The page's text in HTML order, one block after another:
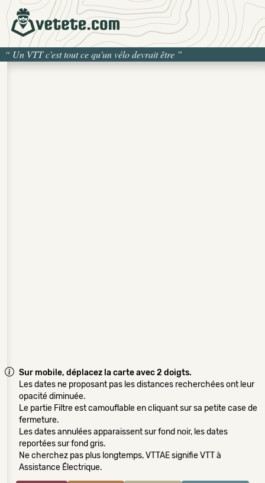
“ Un VTT c'est tout ce qu'un vélo devrait être ”
Sur mobile, déplacez la carte avec 2 doigts.
Les dates ne proposant pas les distances recherchées ont leur
opacité diminuée.
Le partie Filtre est camouflable en cliquant sur sa petite case de
fermeture.
Les dates annulées apparaissent sur fond noir, les dates
reportées sur fond gris.
Ne cherchez pas plus longtemps, VTTAE signifie VTT à
Assistance Électrique.